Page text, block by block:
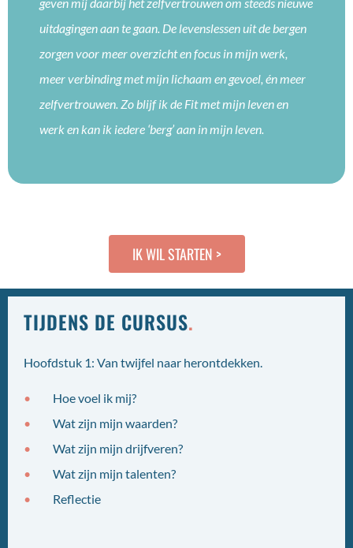
uitdagingen aan te gaan. De levenslessen uit de bergen
zorgen voor meer overzicht en focus in mijn werk,
meer verbinding met mijn lichaam en gevoel, én meer
zelfvertrouwen. Zo blijf ik de Fit met mijn leven en
werk en kan ik iedere ‘berg’ aan in mijn leven.
IK WIL STARTEN >
TIJDENS DE CURSUS.
Hoofdstuk 1: Van twijfel naar herontdekken.
Hoe voel ik mij?
Wat zijn mijn waarden?
Wat zijn mijn drijfveren?
Wat zijn mijn talenten?
Reflectie